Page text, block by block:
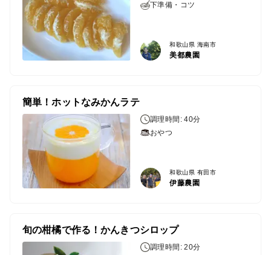
下準備・コツ
和歌山県 海南市
美都農園
簡単！ホットなみかんラテ
調理時間: 40分
おやつ
和歌山県 有田市
伊藤農園
旬の柑橘で作る！かんきつシロップ
調理時間: 20分